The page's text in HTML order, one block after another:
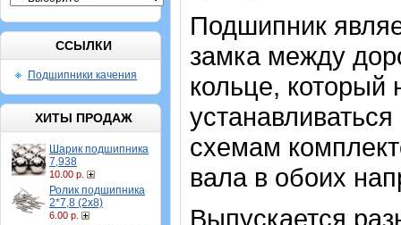
ССЫЛКИ
Подшипники качения
ХИТЫ ПРОДАЖ
Шарик подшипника
7,938
10.00 р.
Ролик подшипника
2*7,8 (2х8)
6.00 р.
Подшипник
замка между
кольце,
схемам
вала в обоих
Выпускается